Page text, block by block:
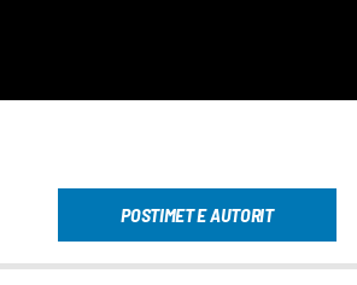
POSTIMET E AUTORIT